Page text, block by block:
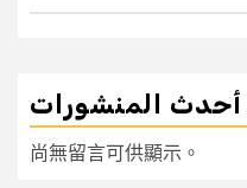
أحدث المنشورات
尚無留言可供顯示。